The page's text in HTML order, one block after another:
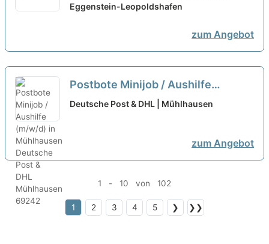
Wochenendnotdienst (m/w/d) -
Eggenstein-Leopoldshafen
zum Angebot
Postbote Minijob / Aushilfe
(m/w/d) in Mühlhausen neu
Deutsche Post & DHL | Mühlhausen
zum Angebot
1 - 10 von 102
1 2 3 4 5 ❯ ❯❯